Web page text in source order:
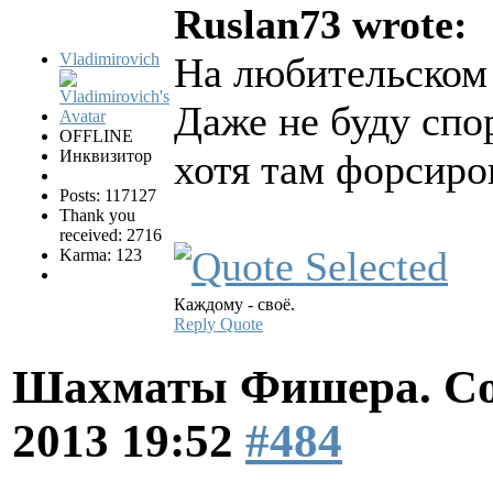
Vladimirovich
OFFLINE
Инквизитор
Posts: 117127
Thank you
received: 2716
Karma: 123
Ruslan73 wrote:
На
Даже не буду
хотя там
Каждому - своё.
Reply Quote
Шахматы Фишера.
2013 19:52 #484